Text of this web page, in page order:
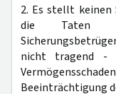
2. Es stellt keinen
die Taten
nicht tragend -
Beeinträchtigung